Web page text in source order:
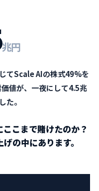
兆円
てScale AIの株式49%を
値が、一夜にして4.5兆
た。
こまで賭けたのか？
の中にあります。